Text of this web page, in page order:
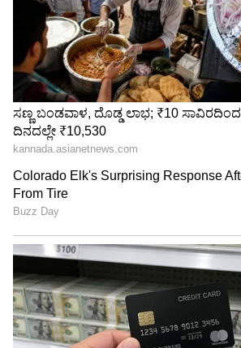
ಫಲಿತಾಂಶಕ್ಕಾಗಿ ಇಲ್ಲಿ ಕ್ಲಿಕ್‌ ಮಾಡಿ:
ಪರೀಕ್ಷಾ ಫಲಿತಾಂಶ ನೋಡಲು
ಅನುಸರಿಸಬೇಕಾದ ಮಾಹಿತಿ ಇಲ್ಲಿದೆ.
ಅಧಿಕೃತ ವೆಬ್‌ಸೈಟ್
ಮುಖಪುಟದಲ್ಲಿ ಕರ್ನಾಟಕ SSLC
ಅನ್ನು ಒತ್ತಿರಿ
ತೆರೆಯುವ ಹೊಸ ಪುಟದಲ್ಲಿ ನಿಮ್ಮ
ನಮೂದಿಸಿ ಮತ್ತು ವಿವರಗಳನ್ನು ಸಲ್ಲಿಸಿ
ಫಲಿತಾಂಶವನ್ನು ಪರಿಶೀಲಿಸಿ ಮತ್ತು